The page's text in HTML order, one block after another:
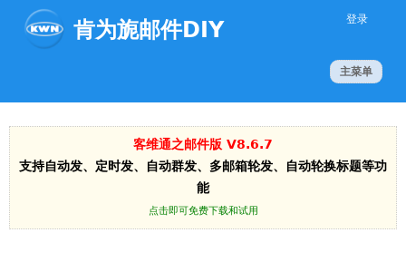
肯为旎邮件DIY 登录
主菜单
客维通之邮件版 V8.6.7
支持自动发、定时发、自动群发、多邮箱轮发、自动轮换标题等功
能
点击即可免费下载和试用